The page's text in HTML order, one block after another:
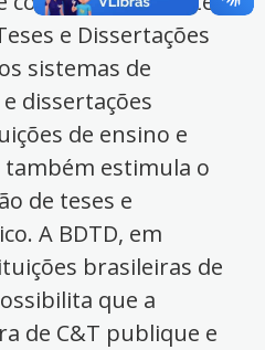
e Dissertações
sistemas de
dissertações
de ensino e
também estimula o
de teses e
A BDTD, em
brasileiras de
que a
de C&T publique e